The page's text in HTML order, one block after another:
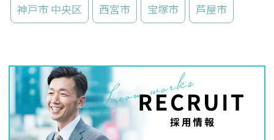
神戸市 中央区 西宮市 宝塚市 芦屋市